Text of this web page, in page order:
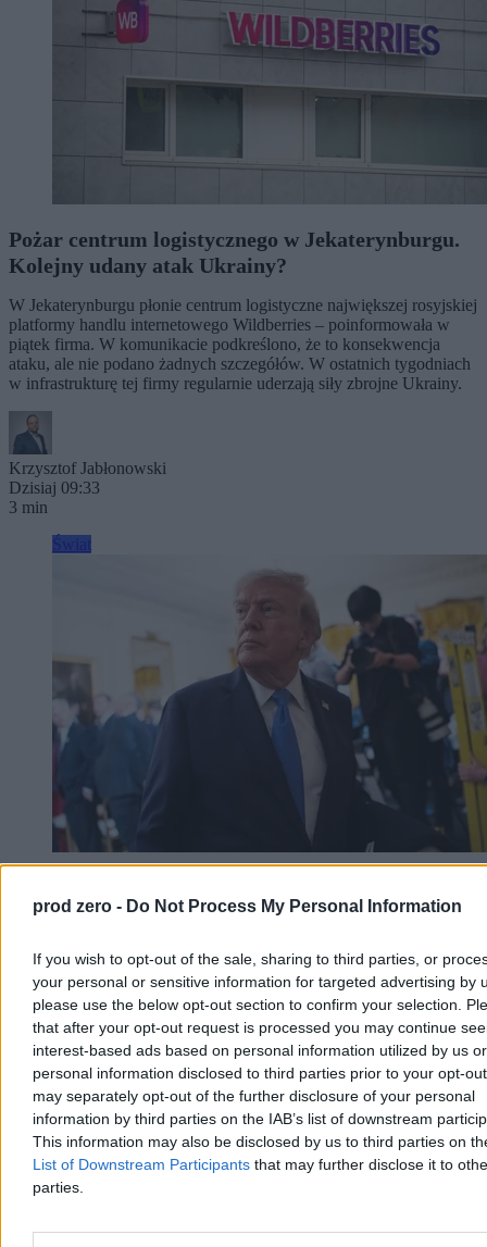
prod zero - Do Not Process My Personal Information
If you wish to opt-out of the sale, sharing to third parties, or
your personal or sensitive information for targeted advertising by
please use the below opt-out section to confirm your selection.
that after your opt-out request is processed you may continue
interest-based ads based on personal information utilized by us or
personal information disclosed to third parties prior to your opt-
may separately opt-out of the further disclosure of your personal
information by third parties on the IAB’s list of downstream
This information may also be disclosed by us to third parties on
List of Downstream Participants that may further disclose it to
parties.
Pożar centrum logistycznego w Jekaterynburgu.
Kolejny udany atak Ukrainy?
W Jekaterynburgu płonie centrum logistyczne największej rosyjskiej
platformy handlu internetowego Wildberries – poinformowała w
piątek firma. W komunikacie podkreślono, że to konsekwencja
ataku, ale nie podano żadnych szczegółów. W ostatnich tygodniach
w infrastrukturę tej firmy regularnie uderzają siły zbrojne Ukrainy.
Krzysztof Jabłonowski
Dzisiaj 09:33
3 min
rozmowy o pokoju w Ukrainie
Prezydent USA Donald Trump powiedział w czwartek, że
Amerykanie są zaangażowani w rozmowy o zakończeniu wojny w
Ukrainie i poinformował, że doszło w nich do postępu. Nie ujawnił
szczegółów. Wyraził też przekonanie, że wojna z Iranem niedługo
się zakończy.
Krzysztof Jabłonowski
Dzisiaj 06:56
3 min
Reklama
Reklama